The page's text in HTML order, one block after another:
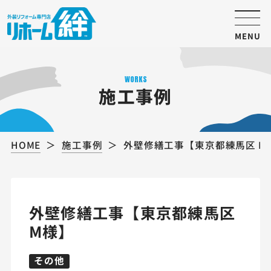
MENU
WORKS
施工事例
HOME 施工事例 外壁修繕工事【東京都練馬区 M
外壁修繕工事【東京都練馬区
M様】
その他